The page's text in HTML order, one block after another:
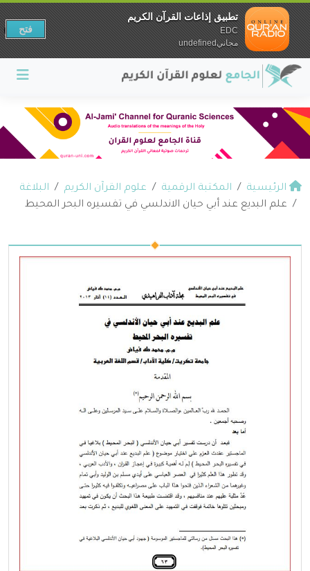
الرئيسية المكتبة الرقمية علوم القرآن الكريم
البلاغة
علم البديع عند أبي حيان الاندلسي في تفسيره البحر المحيط
تطبيق إذاعات القرآن الكريم
EDC
مجانيundefined
فتح